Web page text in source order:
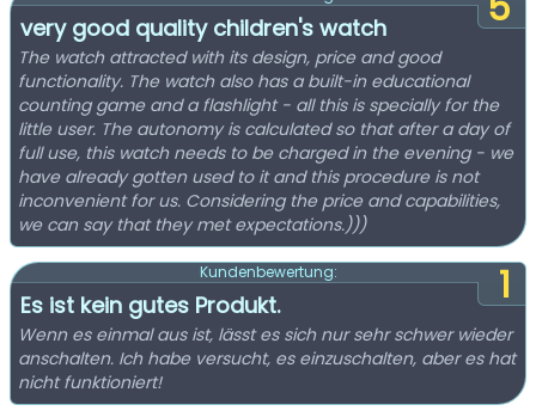
very good quality children's watch
The watch attracted with its design, price and good
functionality. The watch also has a built-in educational
counting game and a flashlight - all this is specially for the
little user. The autonomy is calculated so that after a day of
full use, this watch needs to be charged in the evening - we
have already gotten used to it and this procedure is not
inconvenient for us. Considering the price and capabilities,
we can say that they met expectations.)))
1
Kundenbewertung:
Es ist kein gutes Produkt.
Wenn es einmal aus ist, lässt es sich nur sehr schwer wieder
anschalten. Ich habe versucht, es einzuschalten, aber es hat
nicht funktioniert!